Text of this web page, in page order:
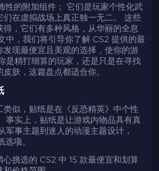
性的附加组件； 它们是玩家个性化武
在虚拟战场上真正独一无二。 这些
，它们有多种风格，从华丽的全息
中，我们将引导你了解 CS2 提供的最
现最便宜且美观的选择，使你的游
是精打细算的玩家，还是只是在寻找
肤，这篇盘点都适合你。
似，贴纸是在《反恐精英》中个性
事实上，贴纸是让游戏内物品具有真
军事主题到迷人的动漫主题设计，
项。
挑选的 CS2 中 15 款最便宜和划算